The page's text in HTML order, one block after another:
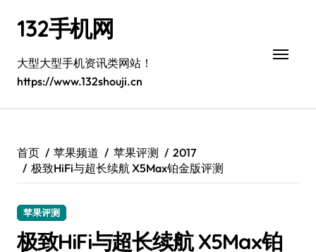
132手机网
大型大型手机资讯类网站！
https://www.132shouji.cn
首页 苹果频道 苹果评测
2017
极致HiFi与超长续航 X5Max铂金版评测
苹果评测
极致HiFi与超长续航 X5Max铂